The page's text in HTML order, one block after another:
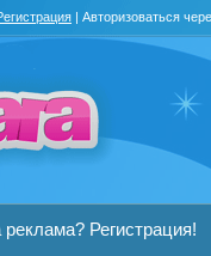
| Авторизоваться
Регистрация!